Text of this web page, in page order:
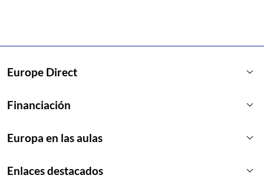
Europe Direct keyboard_arrow_down
Financiación keyboard_arrow_down
Europa en las aulas keyboard_arrow_down
Enlaces destacados keyboard_arrow_down